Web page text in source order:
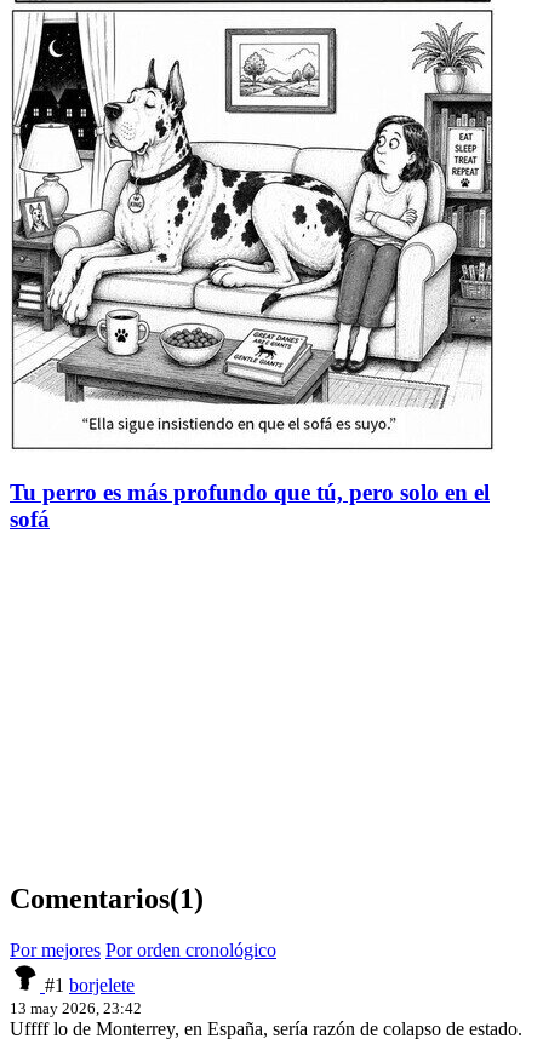
Tu perro es más profundo que tú, pero solo en el
sofá
Comentarios(1)
Por mejores Por orden cronológico
#1 borjelete
13 may 2026, 23:42
Uffff lo de Monterrey, en España, sería razón de colapso de estado.